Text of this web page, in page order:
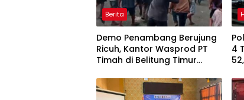
Berita
Demo Penambang Berujung
Ricuh, Kantor Wasprod PT
Timah di Belitung Timur
4